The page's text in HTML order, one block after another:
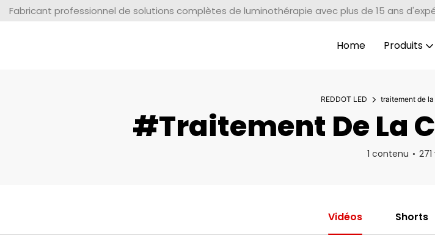
Fabricant professionnel de solutions complètes de luminothérapie avec plus de 15 ans
Home Produits
REDDOT LED traitement de
#traitement De La
1 contenu
Vidéos Shorts